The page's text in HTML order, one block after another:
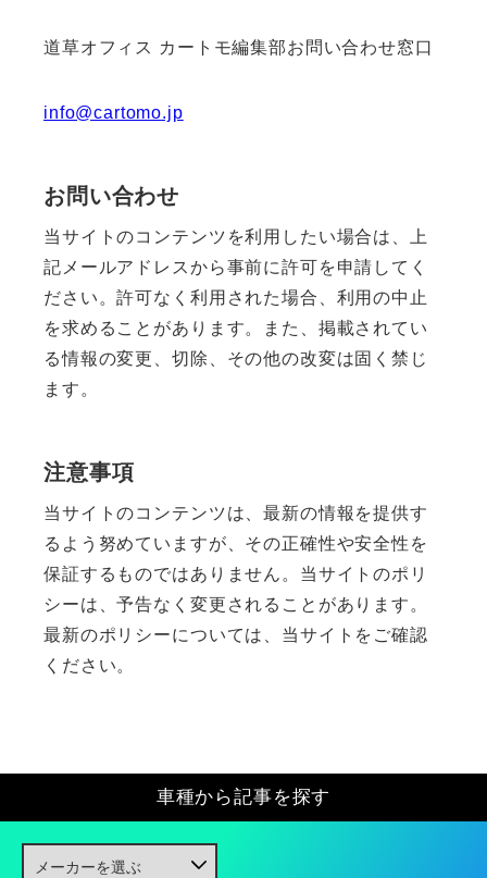
道草オフィス カートモ編集部お問い合わせ窓口
info@cartomo.jp
お問い合わせ
当サイトのコンテンツを利用したい場合は、上
記メールアドレスから事前に許可を申請してく
ださい。許可なく利用された場合、利用の中止
を求めることがあります。また、掲載されてい
る情報の変更、切除、その他の改変は固く禁じ
ます。
注意事項
当サイトのコンテンツは、最新の情報を提供す
るよう努めていますが、その正確性や安全性を
保証するものではありません。当サイトのポリ
シーは、予告なく変更されることがあります。
最新のポリシーについては、当サイトをご確認
ください。
車種から記事を探す